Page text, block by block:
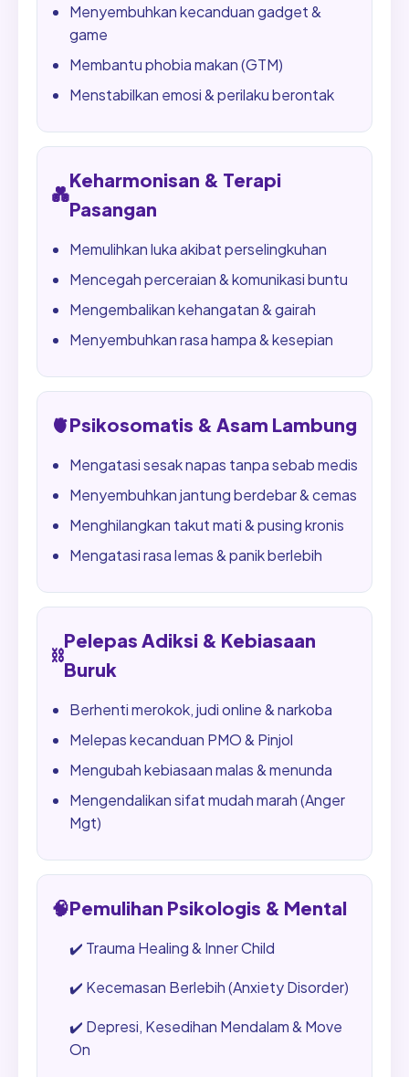
Menyembuhkan kecanduan gadget &
game
Membantu phobia makan (GTM)
Menstabilkan emosi & perilaku berontak
💑
Keharmonisan & Terapi
Pasangan
Memulihkan luka akibat perselingkuhan
Mencegah perceraian & komunikasi buntu
Mengembalikan kehangatan & gairah
Menyembuhkan rasa hampa & kesepian
🫀Psikosomatis & Asam Lambung
Mengatasi sesak napas tanpa sebab medis
Menyembuhkan jantung berdebar & cemas
Menghilangkan takut mati & pusing kronis
Mengatasi rasa lemas & panik berlebih
⛓️
Pelepas Adiksi & Kebiasaan
Buruk
Berhenti merokok, judi online & narkoba
Melepas kecanduan PMO & Pinjol
Mengubah kebiasaan malas & menunda
Mengendalikan sifat mudah marah (Anger
Mgt)
🧠Pemulihan Psikologis & Mental
✔️ Trauma Healing & Inner Child
✔️ Kecemasan Berlebih (Anxiety Disorder)
✔️ Depresi, Kesedihan Mendalam & Move
On